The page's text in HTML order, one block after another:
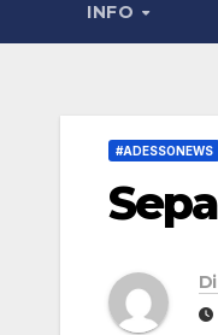
INFO
#ADESSONEWS
Di